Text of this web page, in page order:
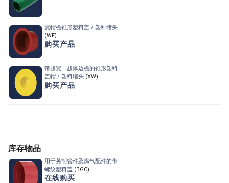
宽帽檐锥形塑料盖 / 塑料堵头
(WF)
购买产品
带超宽，超厚边檐的锥形塑料
盖帽 / 塑料堵头 (XW)
购买产品
库存物品
用于英制管件及燃气配件的带
螺纹塑料盖 (BGC)
在线购买